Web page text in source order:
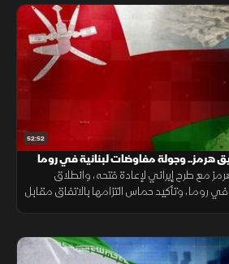
52:52
هرمز.. وجولة مفاوضات لبنانية في روما
مع طرح إيراني لإعادة فتحه، وانطلاق
في روما، وتأكيد حماس التزامها بالاتفاق مقابل